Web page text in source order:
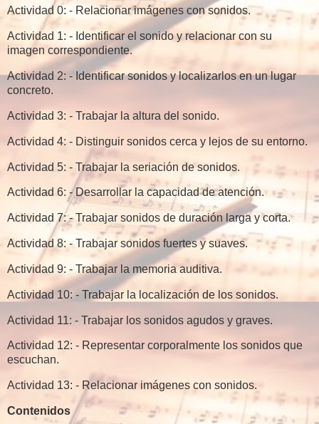
Actividad 0: - Relacionar imágenes con sonidos.
Actividad 1: - Identificar el sonido y relacionar con su
imagen correspondiente.
Actividad 2: - Identificar sonidos y localizarlos en un lugar
concreto.
Actividad 3: - Trabajar la altura del sonido.
Actividad 4: - Distinguir sonidos cerca y lejos de su entorno.
Actividad 5: - Trabajar la seriación de sonidos.
Actividad 6: - Desarrollar la capacidad de atención.
Actividad 7: - Trabajar sonidos de duración larga y corta.
Actividad 8: - Trabajar sonidos fuertes y suaves.
Actividad 9: - Trabajar la memoria auditiva.
Actividad 10: - Trabajar la localización de los sonidos.
Actividad 11: - Trabajar los sonidos agudos y graves.
Actividad 12: - Representar corporalmente los sonidos que
escuchan.
Actividad 13: - Relacionar imágenes con sonidos.
Contenidos